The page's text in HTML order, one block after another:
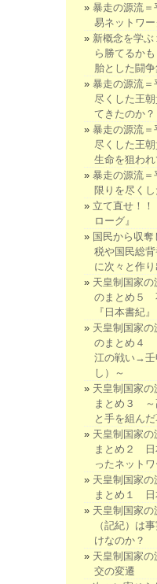
暴走の源流
易ネットワー
新概念を学
ら勝てるか
胎とした闘
暴走の源流
尽くした王
てきたのか？
暴走の源流
尽くした王
生命を狙わ
暴走の源流
限りを尽く
立て直せ！
ローグ』
国民から収
税や国民総
に次々と作
天皇制国家の
のまとめ５
『日本書紀』
天皇制国家の
のまとめ４
江の戦い→壬
し）～
天皇制国家の
まとめ３ ～
と手を組んだ
天皇制国家の
まとめ２ 日
ったネット
天皇制国家の
まとめ１ 日
天皇制国家
（記紀）は
けなのか？
天皇制国家
交の変遷